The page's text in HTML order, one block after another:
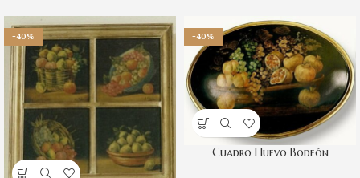
-40% -40%
Cuadro Huevo Bodeón